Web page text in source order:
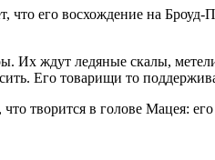
что его восхождение на
Их ждут ледяные скалы,
Его товарищи то
творится в голове Мацея: